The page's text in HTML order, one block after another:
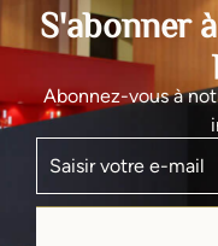
S'abonner
Abonnez-vous à